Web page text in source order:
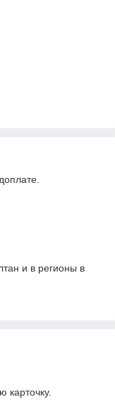
и в регионы в
карточку.